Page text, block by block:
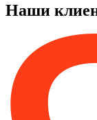
Наши